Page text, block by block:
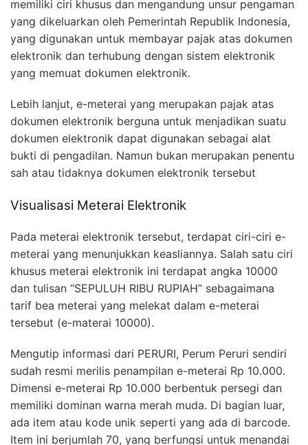
memiliki ciri khusus dan mengandung unsur pengaman
yang dikeluarkan oleh Pemerintah Republik Indonesia,
yang digunakan untuk membayar pajak atas dokumen
elektronik dan terhubung dengan sistem elektronik
yang memuat dokumen elektronik.
Lebih lanjut, e-meterai yang merupakan pajak atas
dokumen elektronik berguna untuk menjadikan suatu
dokumen elektronik dapat digunakan sebagai alat
bukti di pengadilan. Namun bukan merupakan penentu
sah atau tidaknya dokumen elektronik tersebut
Visualisasi Meterai Elektronik
Pada meterai elektronik tersebut, terdapat ciri-ciri e-
meterai yang menunjukkan keasliannya. Salah satu ciri
khusus meterai elektronik ini terdapat angka 10000
dan tulisan “SEPULUH RIBU RUPIAH” sebagaimana
tarif bea meterai yang melekat dalam e-meterai
tersebut (e-materai 10000).
Mengutip informasi dari PERURI, Perum Peruri sendiri
sudah resmi merilis penampilan e-meterai Rp 10.000.
Dimensi e-meterai Rp 10.000 berbentuk persegi dan
memiliki dominan warna merah muda. Di bagian luar,
ada item atau kode unik seperti yang ada di barcode.
Item ini berjumlah 70, yang berfungsi untuk menandai